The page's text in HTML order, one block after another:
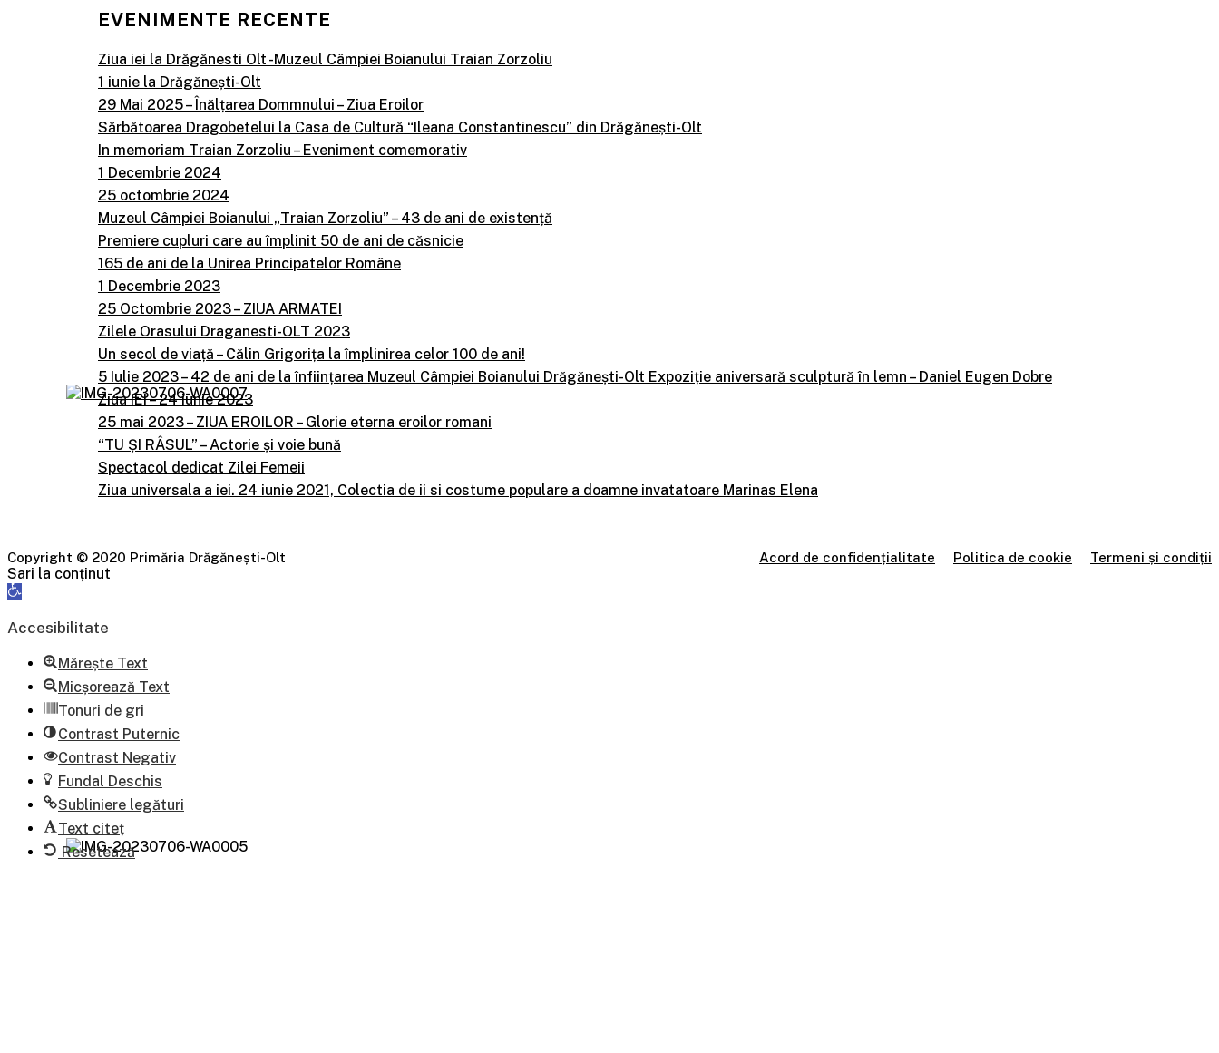
EVENIMENTE RECENTE
Ziua iei la Drăgănesti Olt -Muzeul Câmpiei Boianului Traian Zorzoliu
1 iunie la Drăgănești-Olt
29 Mai 2025 – Înălțarea Dommnului – Ziua Eroilor
Sărbătoarea Dragobetelui la Casa de Cultură “Ileana Constantinescu” din Drăgănești-Olt
In memoriam Traian Zorzoliu – Eveniment comemorativ
1 Decembrie 2024
25 octombrie 2024
Muzeul Câmpiei Boianului „Traian Zorzoliu” – 43 de ani de existență
Premiere cupluri care au împlinit 50 de ani de căsnicie
165 de ani de la Unirea Principatelor Române
1 Decembrie 2023
25 Octombrie 2023 – ZIUA ARMATEI
Zilele Orasului Draganesti-OLT 2023
Un secol de viață – Călin Grigorița la împlinirea celor 100 de ani!
5 Iulie 2023 – 42 de ani de la înființarea Muzeul Câmpiei Boianului Drăgănești-Olt Expoziție aniversară sculptură în lemn – Daniel Eugen Dobre
Ziua IEI – 24 iunie 2023
25 mai 2023 – ZIUA EROILOR – Glorie eterna eroilor romani
“TU ȘI RÂSUL” – Actorie și voie bună
Spectacol dedicat Zilei Femeii
Ziua universala a iei. 24 iunie 2021, Colectia de ii si costume populare a doamne invatatoare Marinas Elena
Copyright © 2020 Primăria Drăgănești-Olt Acord de confidențialitate Politica de cookie Termeni și condiții
Sari la conținut
Deschide
de
Accesibilitate
Mărește Text
Micșorează Text
Tonuri de gri
Contrast Puternic
Contrast Negativ
Fundal Deschis
Subliniere legături
Text citeț
Resetează